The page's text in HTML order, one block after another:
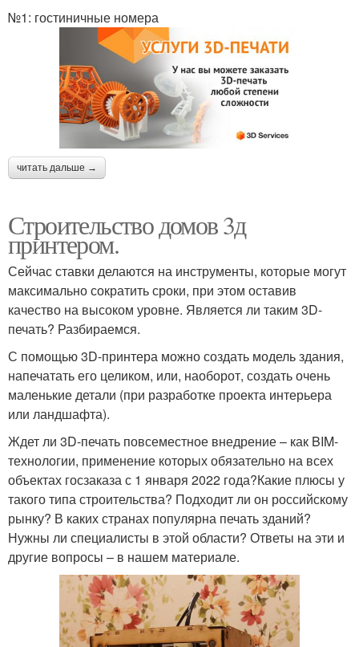
№1: гостиничные номера
читать дальше →
Строительство домов 3д
принтером.
Сейчас ставки делаются на инструменты, которые могут
максимально сократить сроки, при этом оставив
качество на высоком уровне. Является ли таким 3D-
печать? Разбираемся.
С помощью 3D-принтера можно создать модель здания,
напечатать его целиком, или, наоборот, создать очень
маленькие детали (при разработке проекта интерьера
или ландшафта).
Ждет ли 3D-печать повсеместное внедрение – как BIM-
технологии, применение которых обязательно на всех
объектах госзаказа с 1 января 2022 года?Какие плюсы у
такого типа строительства? Подходит ли он российскому
рынку? В каких странах популярна печать зданий?
Нужны ли специалисты в этой области? Ответы на эти и
другие вопросы – в нашем материале.